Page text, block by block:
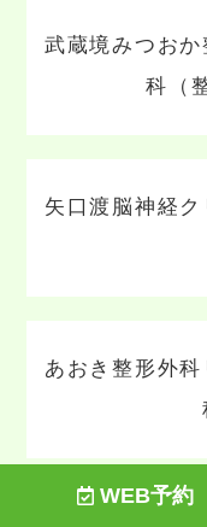
WEB予約
武蔵境みつお
科（
矢口渡脳神経
あおき整形外